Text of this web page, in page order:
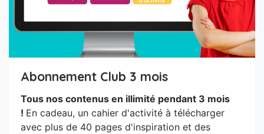
Abonnement Club 3 mois
Tous nos contenus en illimité pendant 3 mois
! En cadeau, un cahier d'activité à télécharger
avec plus de 40 pages d'inspiration et des